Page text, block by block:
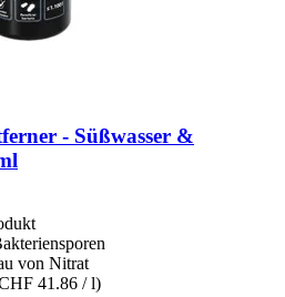
-​ Süßwasser &
von Nitrat
41.86 / l)